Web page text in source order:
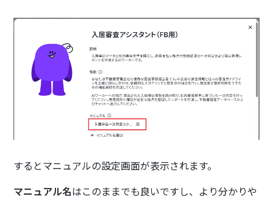
するとマニュアルの設定画面が表示されます。
マニュアル名はこのままでも良いですし、より分かりや